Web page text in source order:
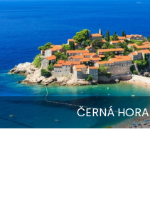
ČERNÁ HORA